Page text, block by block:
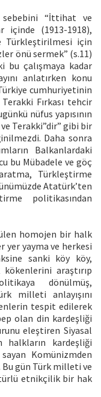
sebebini “İttihat ve
içinde (1913-1918),
Türkleştirilmesi için
önü sermek” (s.11)
bu çalışmaya kadar
anlatırken konu
cumhuriyetinin
Fırkası tehcir
nüfus yapısının
Terakki”dir” gibi bir
Daha sonra
Balkanlardaki
bu Mübadele ve göç
Türkleştirme
Atatürk’ten
politikasından
homojen bir halk
yayma ve herkesi
sanki köy köy,
araştırıp
dönülmüş,
milleti anlayışını
tespit edilerek
olan din kardeşliği
eleştiren Siyasal
kardeşliği
Komünizmden
Bu gün Türk milleti ve
etnikçilik bir hak